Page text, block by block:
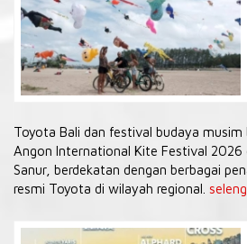
Toyota Bali dan festival budaya musim
Angon International Kite Festival 2026
Sanur, berdekatan dengan berbagai
resmi Toyota di wilayah regional.